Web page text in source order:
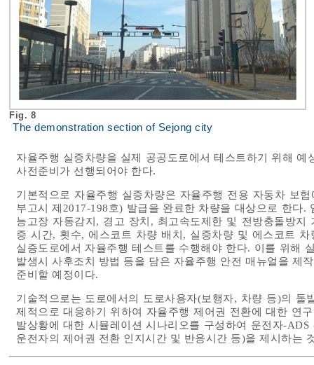
Fig. 8
The demonstration section of Sejong city
자율주행 실증차량을 실제 공공도로에서 테스트하기 위해
사전준비가 선행되어야 한다.
기본적으로 자율주행 실증차량은 자율주행 전용 자동차 보
부고시 제2017-198호) 발급을 완료한 차량을 대상으로 한다
능고장 자동감지, 경고 장치, 최고속도제한 및 전방충돌방
증 시간, 횟수, 에스코트 차량 배치, 실증차량 및 에스코트
실증도로에서 자율주행 테스트를 수행해야 한다. 이를 위해
발생시 사후조치 방법 등을 담은 자율주행 안전 매뉴얼을 제
준비할 예정이다.
기술적으로는 도로에서의 도로사용자(보행자, 차량 등)의
제적으로 대응하기 위하여 자율주행 제어권 전환에 대한 연
발상황에 대한 시뮬레이션 시나리오를 구성하여 운전자-
운전자의 제어권 전환 인지시간 및 반응시간 등)을 제시하는